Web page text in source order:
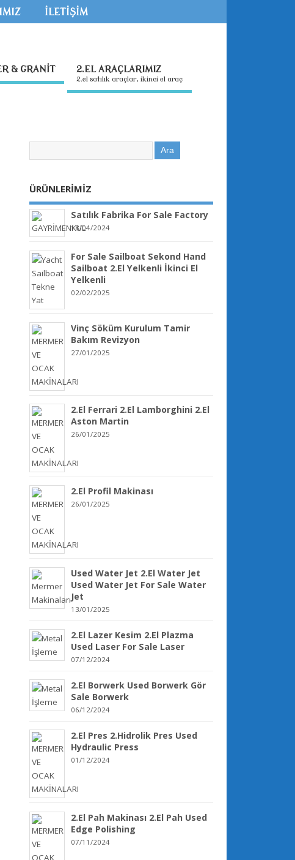
İLETİŞİM
& GRANİT 2.EL ARAÇLARIMIZ
2.el satılık araçlar, ikinci el araç
ÜRÜNLERİMİZ
Satılık Fabrika For Sale Factory
18/04/2024
For Sale Sailboat Sekond Hand
Sailboat 2.El Yelkenli İkinci El
Yelkenli
02/02/2025
Vinç Söküm Kurulum Tamir
Bakım Revizyon
27/01/2025
2.El Ferrari 2.El Lamborghini 2.El
Aston Martin
26/01/2025
2.El Profil Makinası
26/01/2025
Used Water Jet 2.El Water Jet
Used Water Jet For Sale Water
Jet
13/01/2025
2.El Lazer Kesim 2.El Plazma
Used Laser For Sale Laser
07/12/2024
2.El Borwerk Used Borwerk Gör
Sale Borwerk
06/12/2024
2.El Pres 2.Hidrolik Pres Used
Hydraulic Press
01/12/2024
2.El Pah Makinası 2.El Pah Used
Edge Polishing
07/11/2024